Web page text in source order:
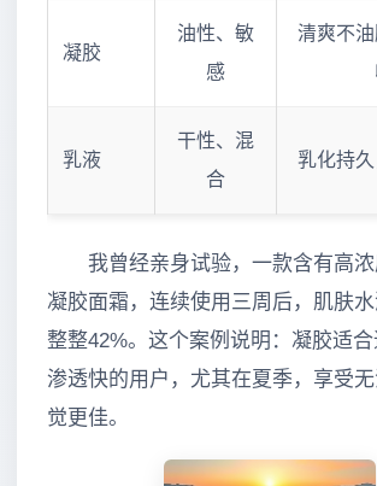
凝胶
油性、敏
感
清爽不
乳液
干性、混
合
乳化持
我曾经亲身试验，一款含有高
凝胶面霜，连续使用三周后，肌肤
整整42%。这个案例说明：凝胶适合
渗透快的用户，尤其在夏季，享受
觉更佳。